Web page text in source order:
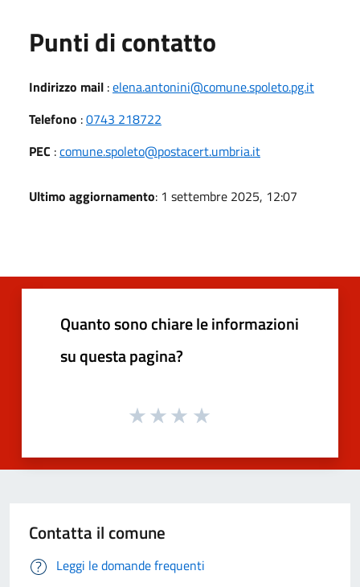
Punti di contatto
Indirizzo mail :elena.antonini@comune.spoleto.pg.it
Telefono :0743 218722
PEC :comune.spoleto@postacert.umbria.it
Ultimo aggiornamento: 1 settembre 2025, 12:07
Quanto sono chiare le informazioni
su questa pagina?
Contatta il comune
Leggi le domande frequenti